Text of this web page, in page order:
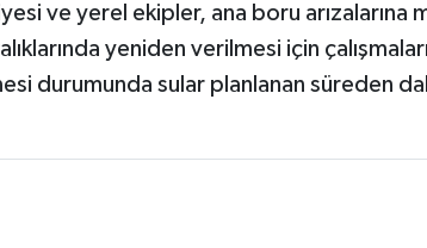
ve yerel ekipler, ana boru arızalarına
yeniden verilmesi için
durumunda sular planlanan süreden